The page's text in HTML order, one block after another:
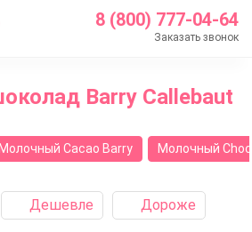
8 (800) 777-04-64
Заказать звонок
Barry Callebaut
Молочный Cacao Barry Молочный
Дешевле Дороже